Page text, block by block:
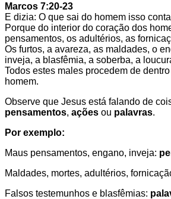
Marcos 7:20-23
E dizia: O que sai do homem isso
Porque do interior do coração dos
pensamentos, os adultérios, as
Os furtos, a avareza, as maldades, o
inveja, a blasfêmia, a soberba, a
Todos estes males procedem de
homem.
Observe que Jesus está falando de
pensamentos, ações ou palavras.
Por exemplo:
Maus pensamentos, engano, inveja:
Maldades, mortes, adultérios,
Falsos testemunhos e blasfêmias: